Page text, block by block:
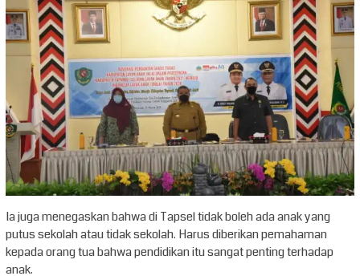
Ia juga menegaskan bahwa di Tapsel tidak boleh ada anak yang
putus sekolah atau tidak sekolah. Harus diberikan pemahaman
kepada orang tua bahwa pendidikan itu sangat penting terhadap
anak.